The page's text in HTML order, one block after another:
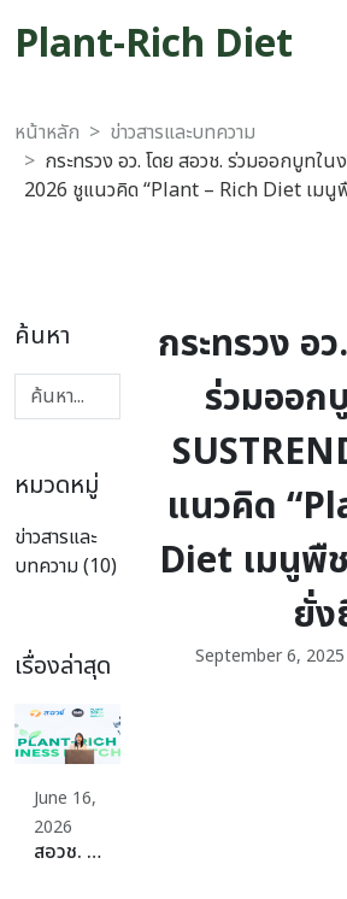
Plant-Rich Diet
หน้าหลัก
ข่าวสารและบทความ
กระทรวง อว. โดย สอวช. ร่วมออกบูทใน
2026 ชูแนวคิด “Plant – Rich Diet เมนู
ค้นหา
หมวดหมู่
ข่าวสารและ
บทความ (10)
เรื่องล่าสุด
June 16,
2026
สอวช. ปักหมุดเปลี่ยนผ่านระบบอาหารประเทศสู่ Plant-Rich Diets เดินหน้าจัดเต็มดึงผู้ผลิต ผู้บริโภค พร้อมสร้างระบบนิเวศที่แข็งแกร่ง ดันไทยก้าวสู่ระบบอาหารที่ดีต่อสุขภาพ สิ่งแวดล้อม สร้างมูลค่าเศรษฐกิจและแข่งขันได้ในเวทีโลกอย่างยั่งยืน
กระทรวง อ
ร่วมออก
แนวคิด
Diet เมนูพื
ยั่
September 6, 2025